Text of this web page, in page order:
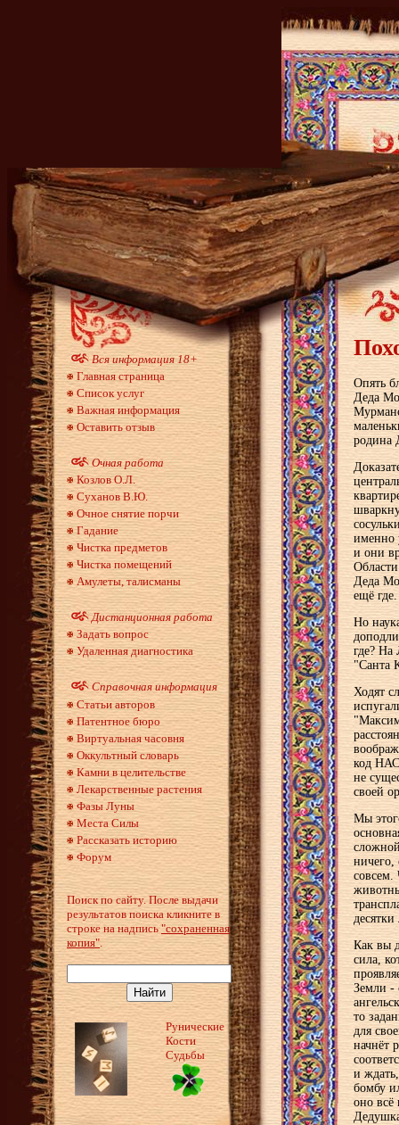
Вся информация 18+
Главная страница
Список услуг
Важная информация
Оставить отзыв
Очная работа
Козлов О.Л.
Суханов В.Ю.
Очное снятие порчи
Гадание
Чистка предметов
Чистка помещений
Амулеты, талисманы
Дистанционная работа
Задать вопрос
Удаленная диагностика
Справочная информация
Статьи авторов
Патентное бюро
Виртуальная часовня
Оккультный словарь
Камни в целительстве
Лекарственные растения
Фазы Луны
Места Силы
Рассказать историю
Форум
Поиск по сайту. После выдачи
результатов поиска кликните в
строке на надпись "сохраненная
копия".
Рунические
Кости
Судьбы
Опять
Деда
родина
именно
и они
Деда
ещё где.
Но
где? На
"Санта
Ходят
код
не
своей
Мы
совсем.
Как вы
сила,
Земли -
то
для
начнёт
и
бомбу
оно всё